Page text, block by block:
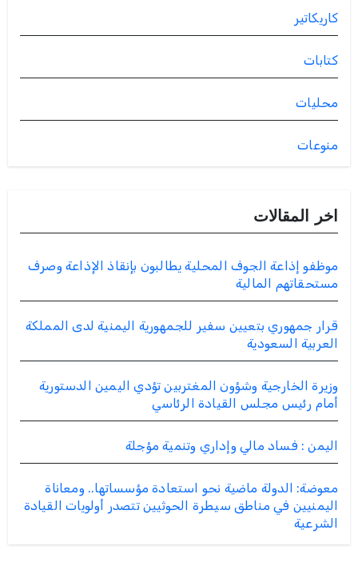
كاريكاتير
كتابات
محليات
منوعات
اخر المقالات
موظفو إذاعة الجوف المحلية يطالبون بإنقاذ الإذاعة وصرف
مستحقاتهم المالية
قرار جمهوري بتعيين سفير للجمهورية اليمنية لدى المملكة
العربية السعودية
وزيرة الخارجية وشؤون المغتربين تؤدي اليمين الدستورية
أمام رئيس مجلس القيادة الرئاسي
اليمن : فساد مالي وإداري وتنمية مؤجلة
معوضة: الدولة ماضية نحو استعادة مؤسساتها.. ومعاناة
اليمنيين في مناطق سيطرة الحوثيين تتصدر أولويات القيادة
الشرعية